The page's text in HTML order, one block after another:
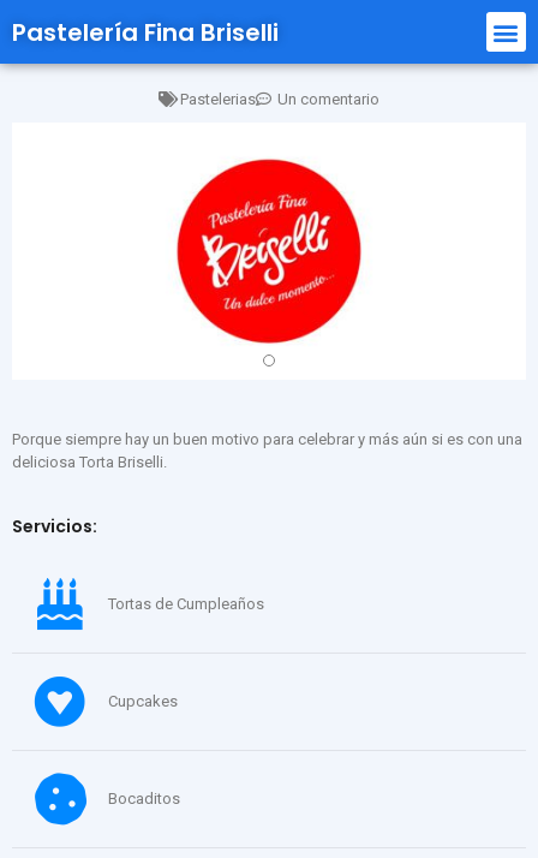
Pastelería Fina Briselli
Pastelerias Un comentario
Porque siempre hay un buen motivo para celebrar y más aún si es con una
deliciosa Torta Briselli.
Servicios:
Tortas de Cumpleaños
Cupcakes
Bocaditos